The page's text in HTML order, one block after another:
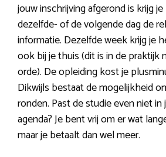
jouw inschrijving afgerond is krijg
dezelfde- of de volgende dag de
informatie. Dezelfde week krijg je
ook bij je thuis (dit is in de praktijk
orde). De opleiding kost je
Dikwijls bestaat de mogelijkheid
ronden. Past de studie even niet
agenda? Je bent vrij om er wat
maar je betaalt dan wel meer.